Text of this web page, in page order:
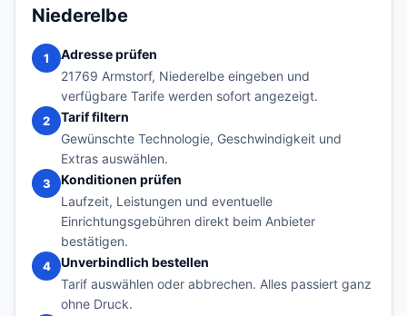
Niederelbe
1
Adresse prüfen
21769 Armstorf, Niederelbe eingeben und
verfügbare Tarife werden sofort angezeigt.
2
Tarif filtern
Gewünschte Technologie, Geschwindigkeit und
Extras auswählen.
3
Konditionen prüfen
Laufzeit, Leistungen und eventuelle
Einrichtungsgebühren direkt beim Anbieter
bestätigen.
4
Unverbindlich bestellen
Tarif auswählen oder abbrechen. Alles passiert ganz
ohne Druck.